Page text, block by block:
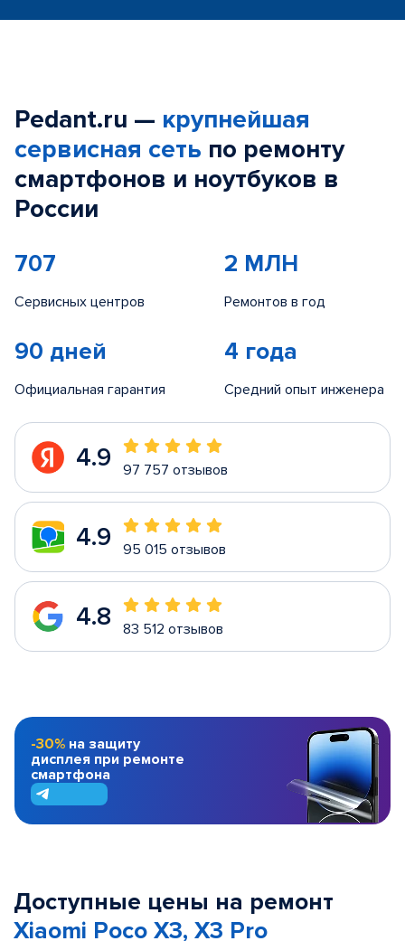
Pedant.ru — крупнейшая
сервисная сеть по ремонту
смартфонов и ноутбуков в
России
707
Сервисных центров
2 МЛН
Ремонтов в год
90 дней
Официальная гарантия
4 года
Средний опыт инженера
4.9 97 757 отзывов
4.9 95 015 отзывов
4.8 83 512 отзывов
-30% на защиту
дисплея при ремонте
смартфона
Доступные цены на ремонт
Xiaomi Poco X3, X3 Pro